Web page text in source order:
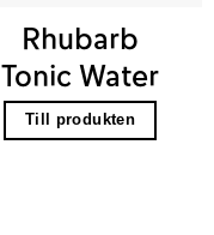
Rhubarb
Tonic Water
Till produkten